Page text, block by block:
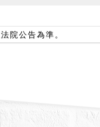
通，僅一個門出入
債權人代理人導往
號5樓之1即為578號
圾、陽台亦有積水
標的內有物品、不
院公告為準。